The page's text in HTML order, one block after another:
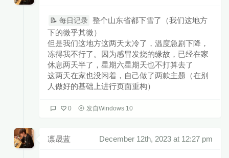
📝 每日记录 整个山东省都下雪了（我们这地方
下的微乎其微）
但是我们这地方这两天太冷了，温度急剧下降，
冻得我不行了。因为感冒发烧的缘故，已经在家
休息两天半了，星期六星期天也不打算去了
这两天在家也没闲着，自己做了两款主题（在别
人做好的基础上进行页面重构）
0 发自Windows 10
凛晟蓝 December 12th, 2023 at 12:27 pm